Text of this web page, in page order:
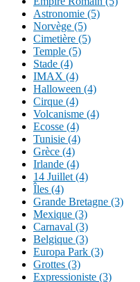
Astronomie (5)
Norvège (5)
Cimetière (5)
Temple (5)
Stade (4)
IMAX (4)
Halloween (4)
Cirque (4)
Volcanisme (4)
Ecosse (4)
Tunisie (4)
Grèce (4)
Irlande (4)
14 Juillet (4)
Îles (4)
Grande Bretagne (3)
Mexique (3)
Carnaval (3)
Belgique (3)
Europa Park (3)
Grottes (3)
Expressioniste (3)